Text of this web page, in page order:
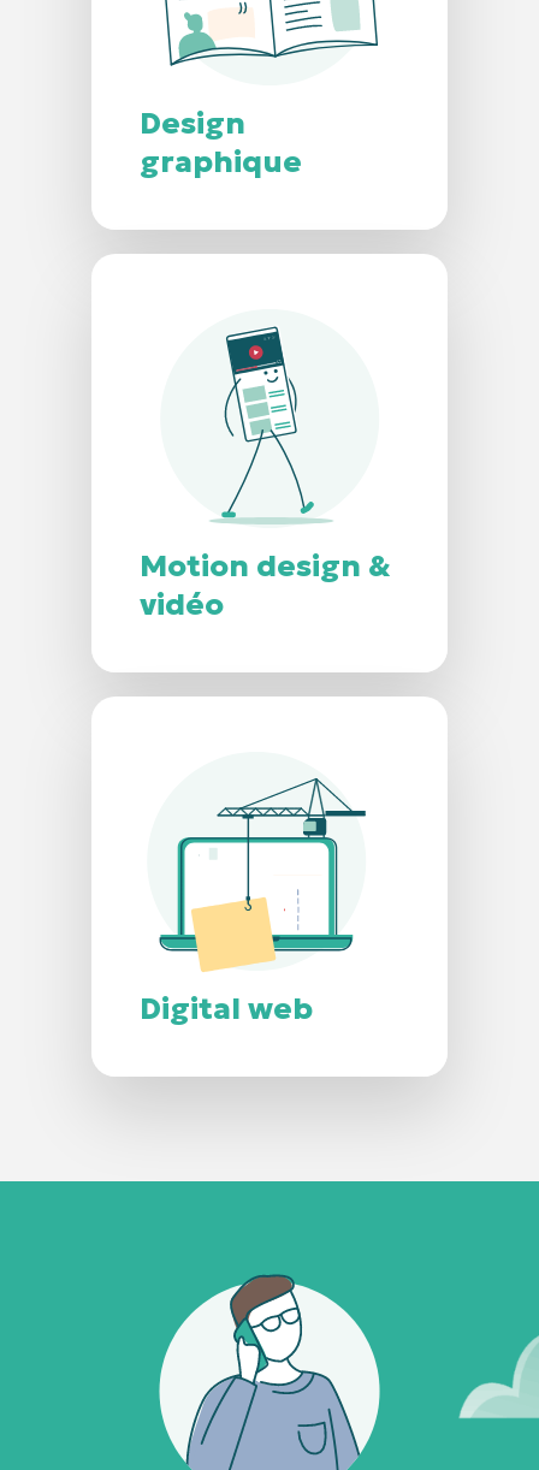
Design
graphique
Motion design &
vidéo
Digital web